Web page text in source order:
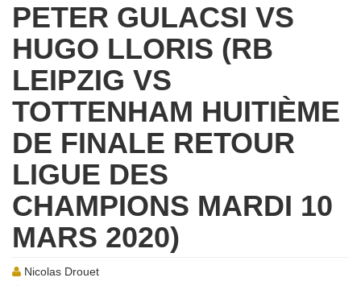
PETER GULACSI VS
HUGO LLORIS (RB
LEIPZIG VS
TOTTENHAM HUITIÈME
DE FINALE RETOUR
LIGUE DES
CHAMPIONS MARDI 10
MARS 2020)
Nicolas Drouet